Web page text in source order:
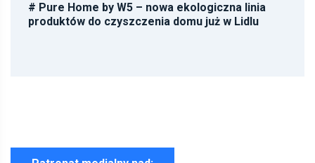
# Pure Home by W5 – nowa ekologiczna linia
produktów do czyszczenia domu już w Lidlu